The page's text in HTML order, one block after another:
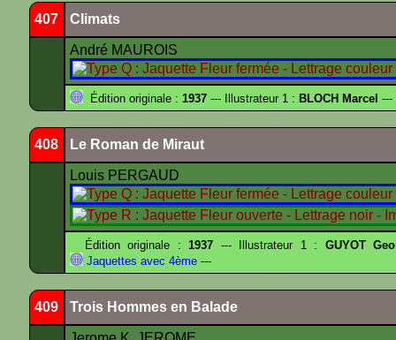
407 Climats
André MAUROIS
Édition originale : 1937 --- Illustrateur 1 : BLOCH Marcel ---
408 Le Roman de Miraut
Louis PERGAUD
Édition originale :1937 --- Illustrateur 1 : GUYOT
Jaquettes avec 4ème ---
409 Trois Hommes en Balade